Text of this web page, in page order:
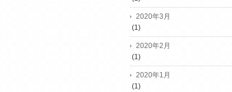
2020年3月
(1)
2020年2月
(1)
2020年1月
(1)